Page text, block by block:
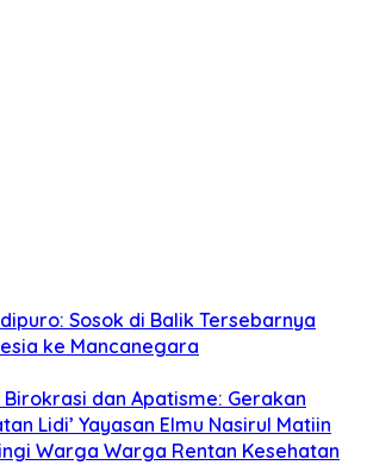
Sosok di Balik Tersebarnya
ke Mancanegara
dan Apatisme: Gerakan
Lidi’ Yayasan Elmu Nasirul Matiin
Warga Warga Rentan Kesehatan